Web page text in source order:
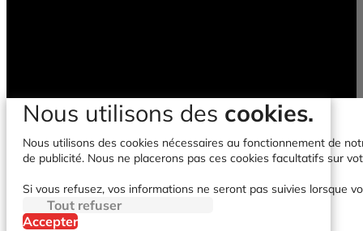
Nous utilisons des cookies.
Nous utilisons des cookies nécessaires au fonctionnement de
de publicité. Nous ne placerons pas ces cookies facultatifs sur
Si vous refusez, vos informations ne seront pas suivies lorsque
Tout refuser
Accepter